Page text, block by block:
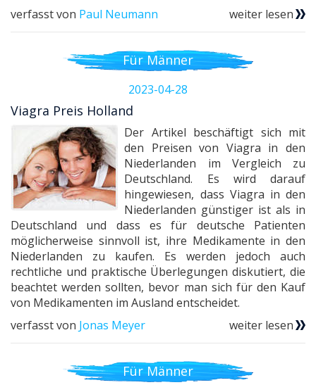
verfasst von Paul Neumann weiter lesen
Für Männer
2023-04-28
Viagra Preis Holland
Der Artikel beschäftigt sich mit
den Preisen von Viagra in den
Niederlanden im Vergleich zu
Deutschland. Es wird darauf
hingewiesen, dass Viagra in den
Niederlanden günstiger ist als in
Deutschland und dass es für deutsche Patienten
möglicherweise sinnvoll ist, ihre Medikamente in den
Niederlanden zu kaufen. Es werden jedoch auch
rechtliche und praktische Überlegungen diskutiert, die
beachtet werden sollten, bevor man sich für den Kauf
von Medikamenten im Ausland entscheidet.
verfasst von Jonas Meyer weiter lesen
Für Männer